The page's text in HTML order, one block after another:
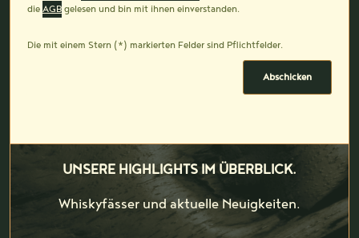
die AGB gelesen und bin mit ihnen einverstanden.
Die mit einem Stern (*) markierten Felder sind Pflichtfelder.
Abschicken
UNSERE HIGHLIGHTS IM ÜBERBLICK.
Whiskyfässer und aktuelle Neuigkeiten.